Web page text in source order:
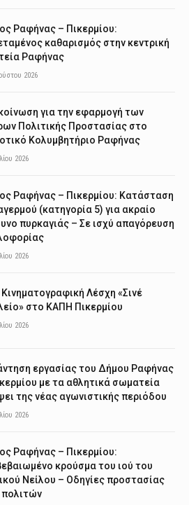
Ραφήνας – Πικερμίου:
καθαρισμός στην κεντρική
Ραφήνας
2026
για την εφαρμογή των
Πολιτικής Προστασίας στο
Κολυμβητήριο Ραφήνας
2026
Ραφήνας – Πικερμίου: Κατάσταση
(κατηγορία 5) για ακραίο
πυρκαγιάς – Σε ισχύ απαγόρευση
2026
Λέσχη «Σινέ
στο ΚΑΠΗ Πικερμίου
2026
εργασίας του Δήμου Ραφήνας
με τα αθλητικά σωματεία
της νέας αγωνιστικής περιόδου
2026
Ραφήνας – Πικερμίου:
κρούσμα του ιού του
Νείλου – Οδηγίες προστασίας